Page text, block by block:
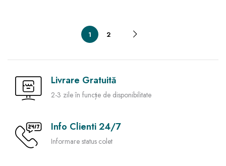
1 2
Livrare Gratuită
2-3 zile în funcție de disponibilitate
Info Clienti 24/7
Informare status colet